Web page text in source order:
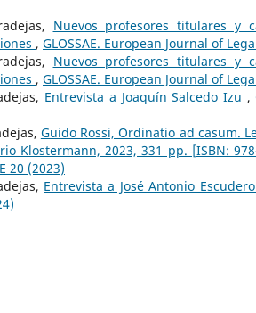
Nuevos profesores titulares y
, GLOSSAE. European Journal of
Nuevos profesores titulares y
, GLOSSAE. European Journal of
Entrevista a Joaquín Salcedo Izu ,
Guido Rossi, Ordinatio ad casum.
Klostermann, 2023, 331 pp. [ISBN:
20 (2023)
Entrevista a José Antonio